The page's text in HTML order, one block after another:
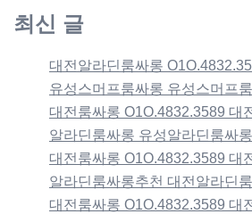
최신 글
대전알라딘룸싸롱
유성스머프룸싸롱 유성스머프
대전룸싸롱 O1O.4832.3589 대
알라딘룸싸롱 유성알라딘룸싸
대전룸싸롱 O1O.4832.3589 대
알라딘룸싸롱추천 대전알라딘
대전룸싸롱 O1O.4832.3589 대